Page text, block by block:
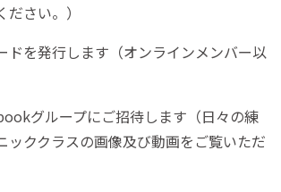
ださい。）
ドを発行します（オンラインメンバー以
グループにご招待します（日々の練
ッククラスの画像及び動画をご覧いただ